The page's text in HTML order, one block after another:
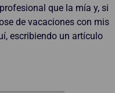
que la mía y, si
de vacaciones con mis
escribiendo un artículo